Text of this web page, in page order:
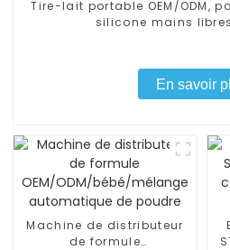
Tire-lait portable OEM/ODM,
silicone mains
En savoir
Machine de distributeur
de formule